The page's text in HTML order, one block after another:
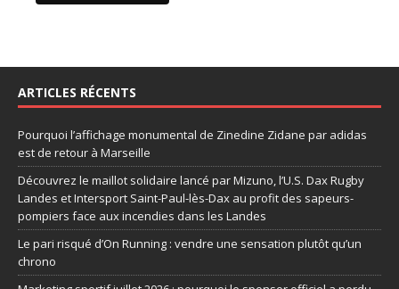
ARTICLES RÉCENTS
Pourquoi l’affichage monumental de Zinedine Zidane par adidas
est de retour à Marseille
Découvrez le maillot solidaire lancé par Mizuno, l’U.S. Dax Rugby
Landes et Intersport Saint-Paul-lès-Dax au profit des sapeurs-
pompiers face aux incendies dans les Landes
Le pari risqué d’On Running : vendre une sensation plutôt qu’un
chrono